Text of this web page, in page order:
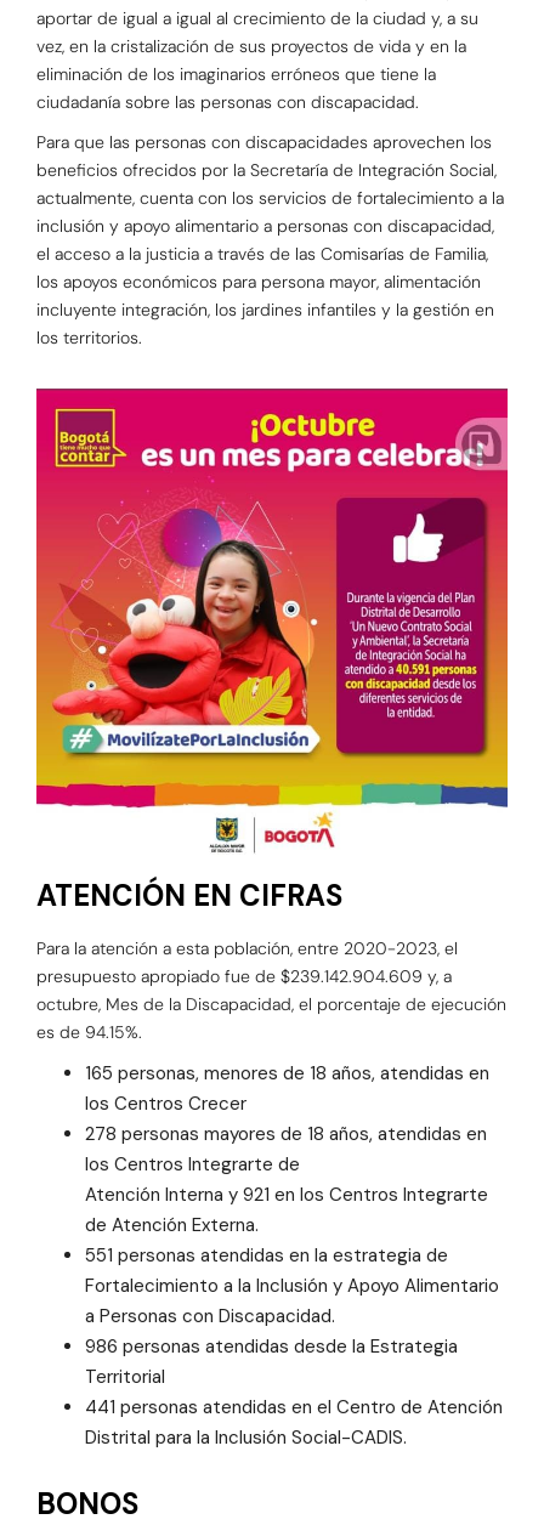
aportar de igual a igual al crecimiento de la ciudad y, a su
vez, en la cristalización de sus proyectos de vida y en la
eliminación de los imaginarios erróneos que tiene la
ciudadanía sobre las personas con discapacidad.
Para que las personas con discapacidades aprovechen los
beneficios ofrecidos por la Secretaría de Integración Social,
actualmente, cuenta con los servicios de fortalecimiento a la
inclusión y apoyo alimentario a personas con discapacidad,
el acceso a la justicia a través de las Comisarías de Familia,
los apoyos económicos para persona mayor, alimentación
incluyente integración, los jardines infantiles y la gestión en
los territorios.
ATENCIÓN EN CIFRAS
Para la atención a esta población, entre 2020-2023, el
presupuesto apropiado fue de $239.142.904.609 y, a
octubre, Mes de la Discapacidad, el porcentaje de ejecución
es de 94.15%.
165 personas, menores de 18 años, atendidas en
los Centros Crecer
278 personas mayores de 18 años, atendidas en
los Centros Integrarte de
Atención Interna y 921 en los Centros Integrarte
de Atención Externa.
551 personas atendidas en la estrategia de
Fortalecimiento a la Inclusión y Apoyo Alimentario
a Personas con Discapacidad.
986 personas atendidas desde la Estrategia
Territorial
441 personas atendidas en el Centro de Atención
Distrital para la Inclusión Social-CADIS.
BONOS